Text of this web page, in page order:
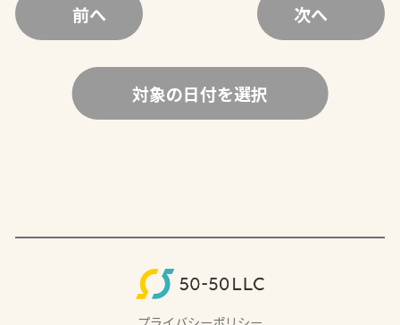
前へ 次へ
対象の日付を選択